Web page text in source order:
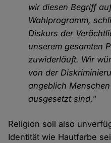
wir diesen Begriff
Wahlprogramm,
Diskurs der
unserem gesamten
zuwiderläuft. Wir
von der
angeblich
ausgesetzt sind."
Religion soll also
Identität wie Hautfarbe